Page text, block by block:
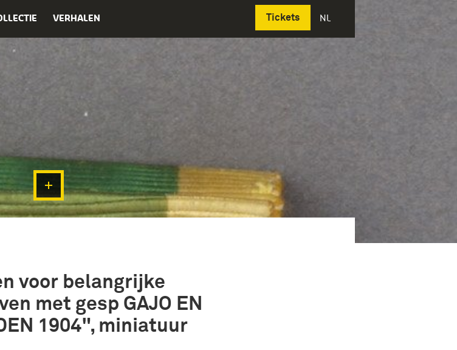
VERHALEN Tickets NL
Deutsch
voor belangrijke
met gesp GAJO EN
1904", miniatuur